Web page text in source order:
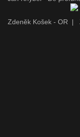
Zdeněk Košek - OR |